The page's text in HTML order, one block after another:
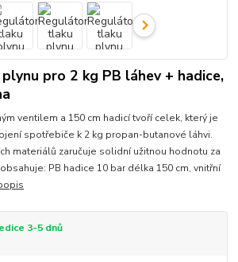
pro 2 kg PB láhev + hadice,
ventilem a 150 cm hadicí tvoří celek, který je
spotřebiče k 2 kg propan-butanové láhvi.
materiálů zaručuje solidní užitnou hodnotu za
PB hadice 10 bar délka 150 cm, vnitřní
3-5 dnů